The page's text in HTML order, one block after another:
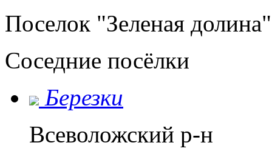
Поселок "Зеленая
Соседние посёлки
Березки
Всеволожский р-н